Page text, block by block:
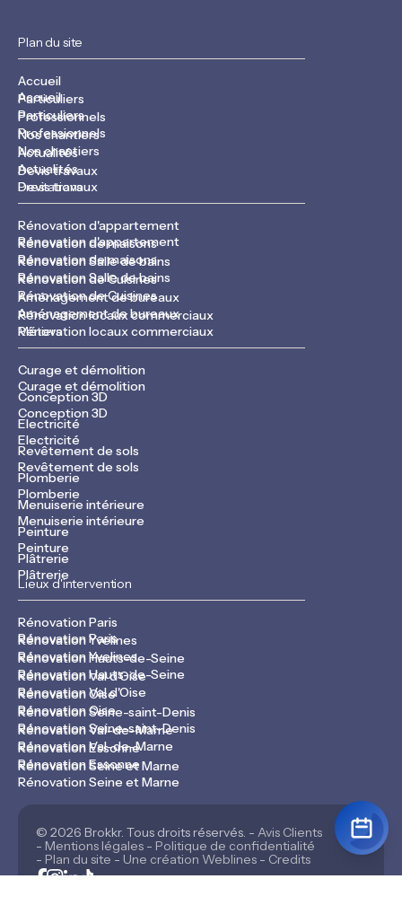
Plan du site
Accueil
Accueil
Particuliers
Particuliers
Professionnels
Professionnels
Nos chantiers
Nos chantiers
Actualités
Actualités
Devis travaux
Devis travaux
Prestations
Rénovation d'appartement
Rénovation d'appartement
Rénovation de maisons
Rénovation de maisons
Rénovation Salle de bains
Rénovation Salle de bains
Rénovation de Cuisines
Rénovation de Cuisines
Aménagement de bureaux
Aménagement de bureaux
Rénovation locaux commerciaux
Rénovation locaux commerciaux
Métiers
Curage et démolition
Curage et démolition
Conception 3D
Conception 3D
Electricité
Electricité
Revêtement de sols
Revêtement de sols
Plomberie
Plomberie
Menuiserie intérieure
Menuiserie intérieure
Peinture
Peinture
Plâtrerie
Plâtrerie
Lieux d'intervention
Rénovation Paris
Rénovation Paris
Rénovation Yvelines
Rénovation Yvelines
Rénovation Hauts-de-Seine
Rénovation Hauts-de-Seine
Rénovation Val d'Oise
Rénovation Val d'Oise
Rénovation Oise
Rénovation Oise
Rénovation Seine-saint-Denis
Rénovation Seine-saint-Denis
Rénovation Val-de-Marne
Rénovation Val-de-Marne
Rénovation Essonne
Rénovation Essonne
Rénovation Seine et Marne
Rénovation Seine et Marne
© 2026 Brokkr. Tous droits réservés. - Avis Clients
- Mentions légales - Politique de confidentialité
- Plan du site - Une création Weblines - Credits